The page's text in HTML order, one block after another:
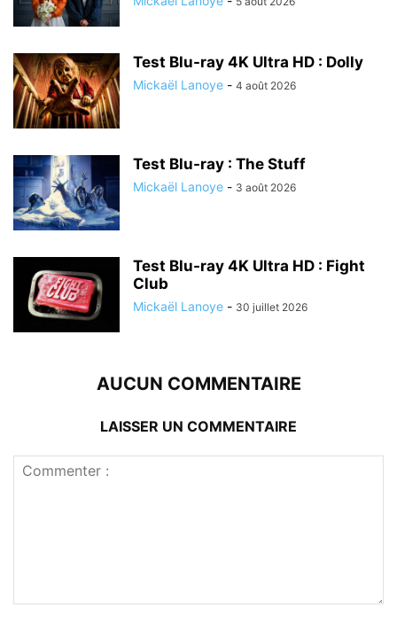
Test Blu-ray 4K Ultra HD : Dolly
Mickaël Lanoye - 4 août 2026
Test Blu-ray : The Stuff
Mickaël Lanoye - 3 août 2026
Test Blu-ray 4K Ultra HD : Fight
Club
Mickaël Lanoye - 30 juillet 2026
AUCUN COMMENTAIRE
LAISSER UN COMMENTAIRE